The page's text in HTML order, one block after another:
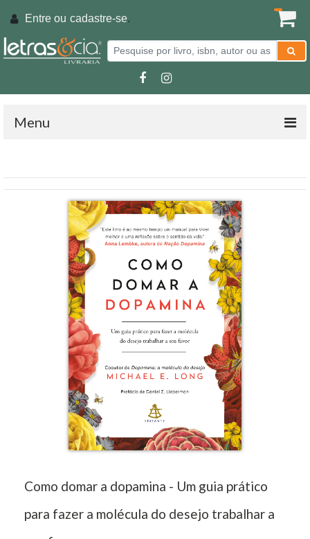
Entre ou cadastre-se.
Menu
Como domar a dopamina - Um guia prático
para fazer a molécula do desejo trabalhar a